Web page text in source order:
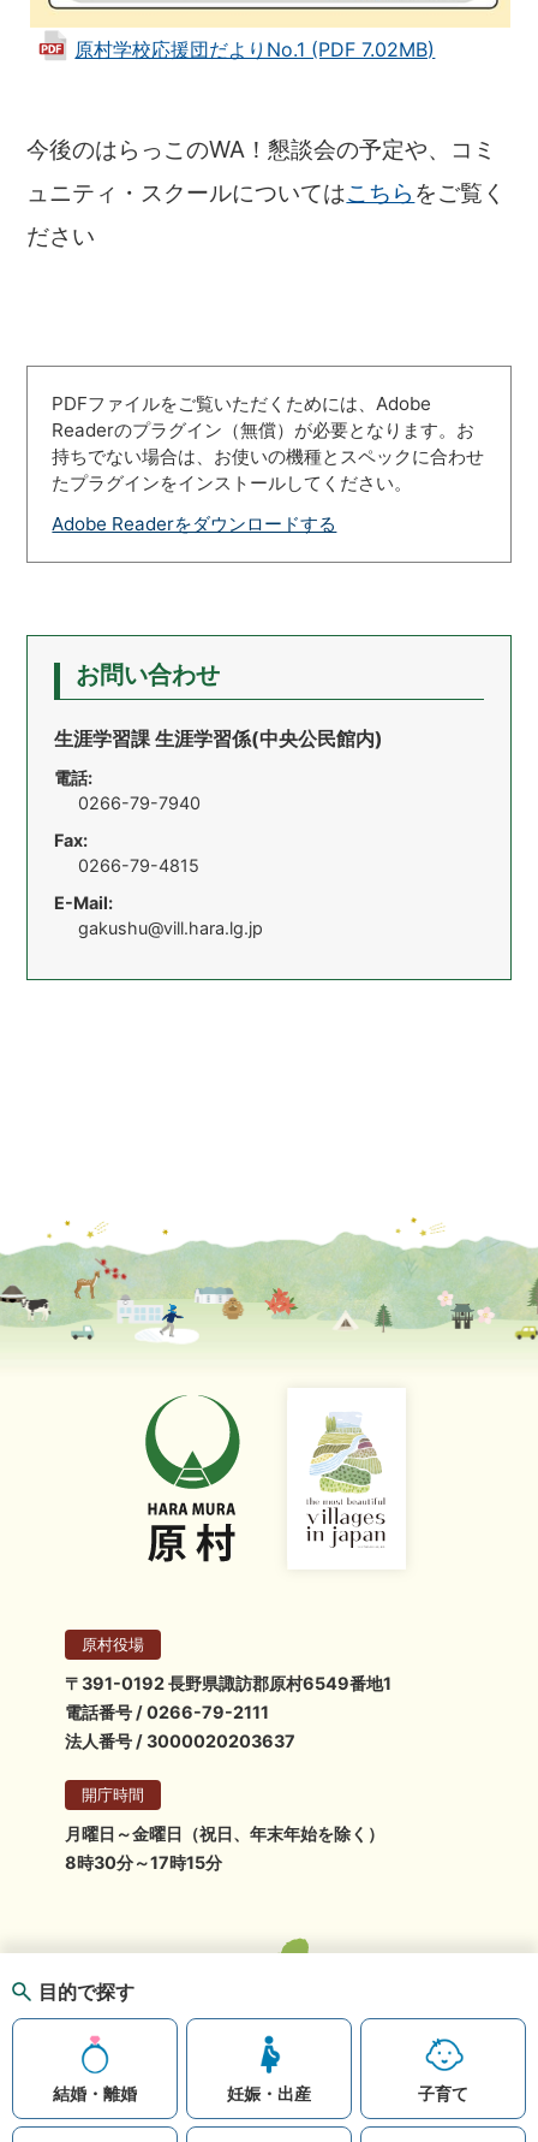
原村学校応援団だよりNo.1 (PDF 7.02MB)
今後のはらっこのWA！懇談会の予定や、コミ
ュニティ・スクールについてはこちら をご覧く
ださい
PDFファイルをご覧いただくためには、Adobe
Readerのプラグイン（無償）が必要となります。お
持ちでない場合は、お使いの機種とスペックに合わせ
たプラグインをインストールしてください。
Adobe Readerをダウンロードする
お問い合わせ
生涯学習課 生涯学習係(中央公民館内)
電話:
0266-79-7940
Fax:
0266-79-4815
E-Mail:
gakushu@vill.hara.lg.jp
目的で探す
結婚・離婚 妊娠・出産 子育て
原村役場
〒391-0192 長野県諏訪郡原村6549番地1
電話番号 / 0266-79-2111
法人番号 / 3000020203637
開庁時間
月曜日～金曜日（祝日、年末年始を除く）
8時30分～17時15分